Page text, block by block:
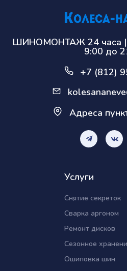
ШИНОМОНТАЖ 24 часа |
9:00 до
+7 (812)
Адреса
Услуги
Снятие секреток
Сварка аргоном
Ремонт дисков
Сезонное
Ошиповка шин